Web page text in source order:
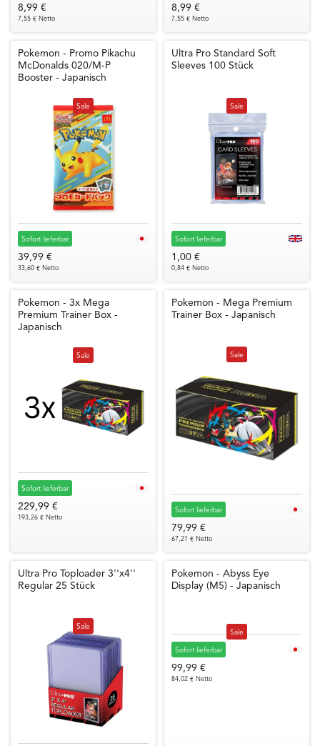
8,99 €
7,55 € Netto
8,99 €
7,55 € Netto
Pokemon - Promo Pikachu
McDonalds 020/M-P
Booster - Japanisch
Sale
Sofort lieferbar
39,99 €
33,60 € Netto
Ultra Pro Standard Soft
Sleeves 100 Stück
Sale
Sofort lieferbar
1,00 €
0,84 € Netto
Pokemon - 3x Mega
Premium Trainer Box -
Japanisch
Sale
Sofort lieferbar
229,99 €
193,26 € Netto
Pokemon - Mega Premium
Trainer Box - Japanisch
Sale
Sofort lieferbar
79,99 €
67,21 € Netto
Ultra Pro Toploader 3''x4''
Regular 25 Stück
Sale
Pokemon - Abyss Eye
Display (M5) - Japanisch
Sale
Sofort lieferbar
99,99 €
84,02 € Netto